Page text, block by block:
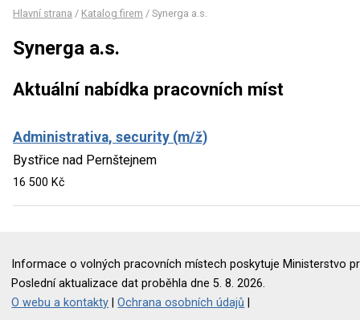
Hlavní strana / Katalog firem / Synerga a.s.
Synerga a.s.
Aktuální nabídka pracovních míst
Administrativa, security (m/ž)
Bystřice nad Pernštejnem
16 500 Kč
Informace o volných pracovních místech poskytuje Ministerstvo
Poslední aktualizace dat proběhla dne 5. 8. 2026.
O webu a kontakty |Ochrana osobních údajů